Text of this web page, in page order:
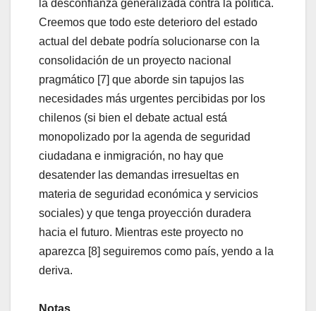
la desconfianza generalizada contra la política.
Creemos que todo este deterioro del estado
actual del debate podría solucionarse con la
consolidación de un proyecto nacional
pragmático [7] que aborde sin tapujos las
necesidades más urgentes percibidas por los
chilenos (si bien el debate actual está
monopolizado por la agenda de seguridad
ciudadana e inmigración, no hay que
desatender las demandas irresueltas en
materia de seguridad económica y servicios
sociales) y que tenga proyección duradera
hacia el futuro. Mientras este proyecto no
aparezca [8] seguiremos como país, yendo a la
deriva.
Notas